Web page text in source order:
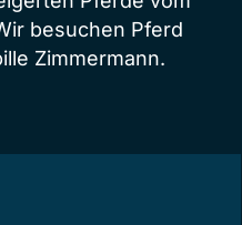
besuchen Pferd
Zimmermann.